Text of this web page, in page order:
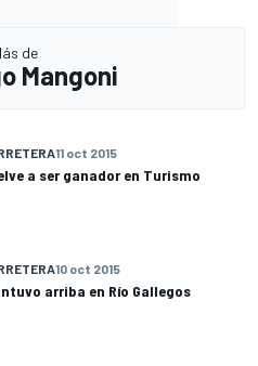
de
Mangoni
11 oct 2015
a ser ganador en Turismo
10 oct 2015
arriba en Río Gallegos